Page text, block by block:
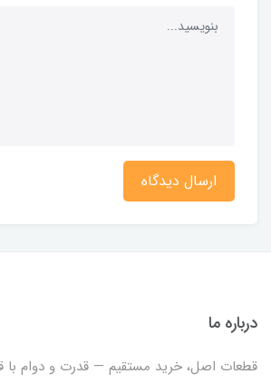
ارسال دیدگاه
درباره ما
قطعات اصل، خرید مستقیم — قدرت و دوام